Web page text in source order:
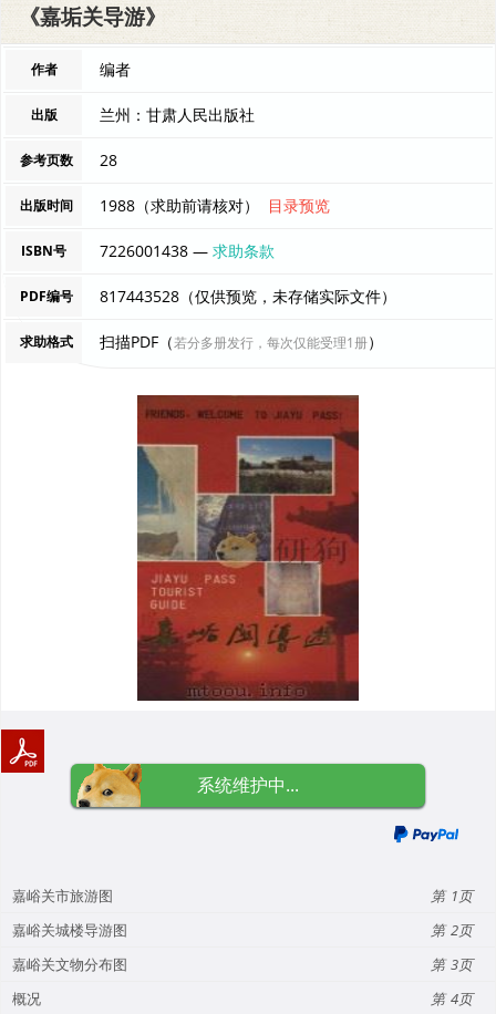
《嘉垢关导游》
作者 编者
出版 兰州：甘肃人民出版社
参考页数 28
出版时间 1988（求助前请核对） 目录预览
ISBN号 7226001438 —求助条款
PDF编号 817443528（仅供预览，未存储实际文件）
求助格式 扫描PDF（若分多册发行，每次仅能受理1册）
系统维护中...
嘉峪关市旅游图
1
嘉峪关城楼导游图
2
嘉峪关文物分布图
3
概况
4